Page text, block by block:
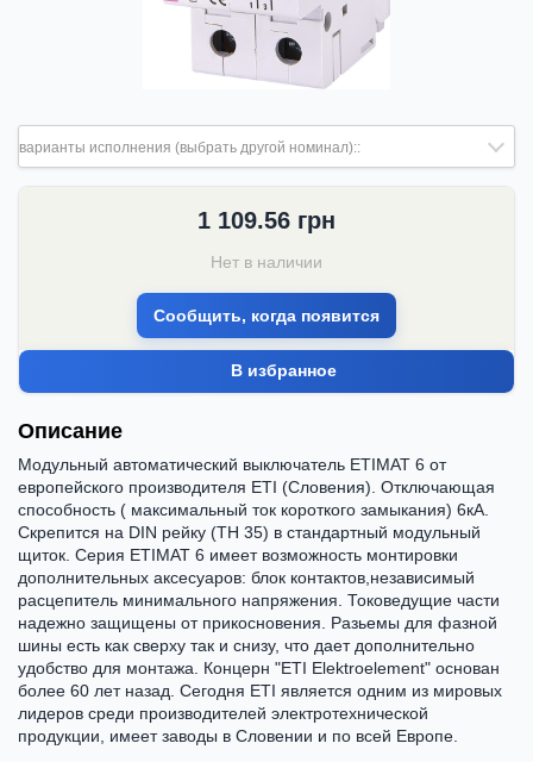
варианты исполнения (выбрать другой номинал)::
1 109.56 грн
Нет в наличии
Сообщить, когда появится
В избранное
Описание
Модульный автоматический выключатель ETIMAT 6 от
европейского производителя ETI (Словения). Отключающая
способность ( максимальный ток короткого замыкания) 6кА.
Скрепится на DIN рейку (ТН 35) в стандартный модульный
щиток. Серия ETIMAT 6 имеет возможность монтировки
дополнительных аксесуаров: блок контактов,независимый
расцепитель минимального напряжения. Токоведущие части
надежно защищены от прикосновения. Разьемы для фазной
шины есть как сверху так и снизу, что дает дополнительно
удобство для монтажа. Концерн "ETI Elektroelement" основан
более 60 лет назад. Сегодня ETI является одним из мировых
лидеров среди производителей электротехнической
продукции, имеет заводы в Словении и по всей Европе.